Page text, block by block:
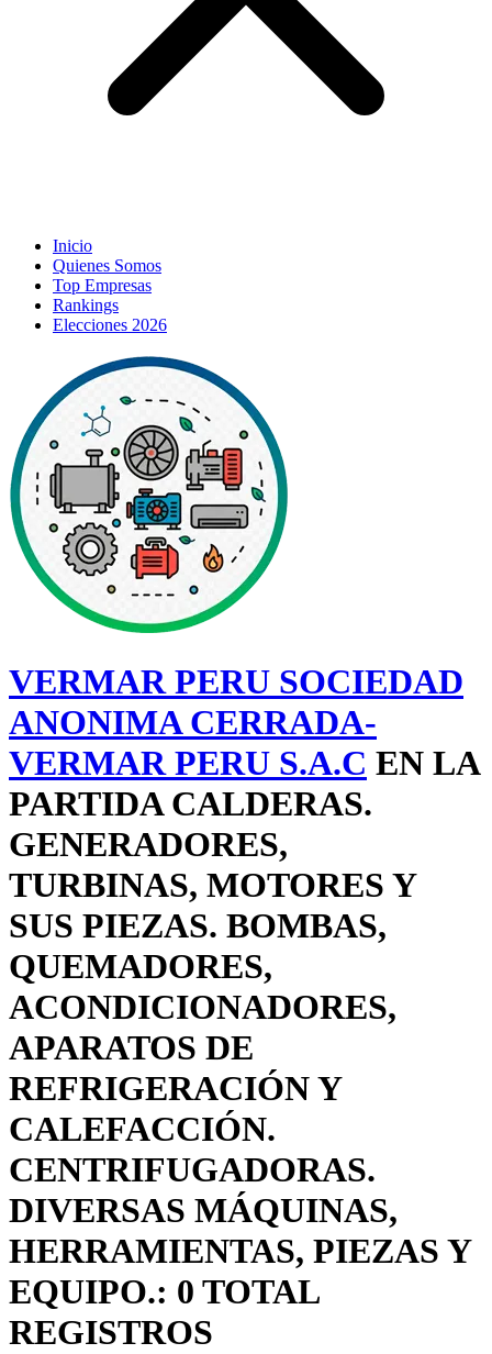
Inicio
Quienes Somos
Top Empresas
Rankings
Elecciones 2026
VERMAR PERU SOCIEDAD
ANONIMA CERRADA-
VERMAR PERU S.A.C EN LA
PARTIDA CALDERAS.
GENERADORES,
TURBINAS, MOTORES Y
SUS PIEZAS. BOMBAS,
QUEMADORES,
ACONDICIONADORES,
APARATOS DE
REFRIGERACIÓN Y
CALEFACCIÓN.
CENTRIFUGADORAS.
DIVERSAS MÁQUINAS,
HERRAMIENTAS, PIEZAS Y
EQUIPO.: 0 TOTAL
REGISTROS